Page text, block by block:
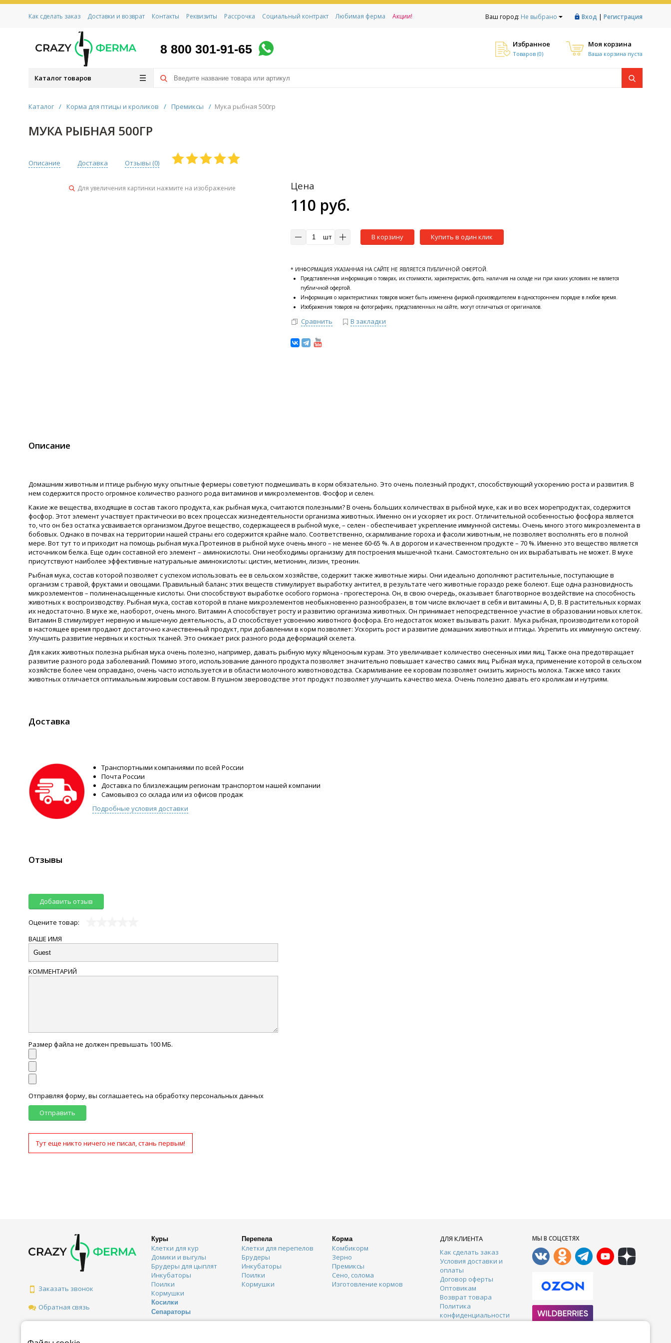
Ваш город: Не выбрано Вход | Регистрация
Как сделать заказ Доставки и возврат Контакты Реквизиты Рассрочка Социальный контракт Любимая ферма Акции!
8 800 301-91-65 Избранное
Товаров (0)
Моя корзина
Ваша корзина пуста
Каталог товаров
Каталог / Корма для птицы и кроликов / Премиксы / Мука рыбная 500гр
МУКА РЫБНАЯ 500ГР
Описание Доставка Отзывы (0)
Для увеличения картинки нажмите на изображение Цена
110 руб.
шт В корзину Купить в один клик
* ИНФОРМАЦИЯ УКАЗАННАЯ НА САЙТЕ НЕ ЯВЛЯЕТСЯ ПУБЛИЧНОЙ ОФЕРТОЙ.
Представленная информация о товарах, их стоимости, характеристик, фото, наличия на складе ни при каких условиях не является
публичной офертой.
Информация о характеристиках товаров может быть изменена фирмой-производителем в одностороннем порядке в любое время.
Изображения товаров на фотографиях, представленных на сайте, могут отличаться от оригиналов.
Сравнить В закладки
Описание
Домашним животным и птице рыбную муку опытные фермеры советуют подмешивать в корм обязательно. Это очень полезный продукт, способствующий ускорению роста и развития. В
нем содержится просто огромное количество разного рода витаминов и микроэлементов. Фосфор и селен.
Какие же вещества, входящие в состав такого продукта, как рыбная мука, считаются полезными? В очень больших количествах в рыбной муке, как и во всех морепродуктах, содержится
фосфор. Этот элемент участвует практически во всех процессах жизнедеятельности организма животных. Именно он и ускоряет их рост. Отличительной особенностью фосфора является
то, что он без остатка усваивается организмом.Другое вещество, содержащееся в рыбной муке, – селен - обеспечивает укрепление иммунной системы. Очень много этого микроэлемента в
бобовых. Однако в почвах на территории нашей страны его содержится крайне мало. Соответственно, скармливание гороха и фасоли животным, не позволяет восполнять его в полной
мере. Вот тут то и приходит на помощь рыбная мука.Протеинов в рыбной муке очень много – не менее 60-65 %. А в дорогом и качественном продукте – 70 %. Именно это вещество является
источником белка. Еще один составной его элемент – аминокислоты. Они необходимы организму для построения мышечной ткани. Самостоятельно он их вырабатывать не может. В муке
присутствуют наиболее эффективные натуральные аминокислоты: цистин, метионин, лизин, треонин.
Рыбная мука, состав которой позволяет с успехом использовать ее в сельском хозяйстве, содержит также животные жиры. Они идеально дополняют растительные, поступающие в
организм с травой, фруктами и овощами. Правильный баланс этих веществ стимулирует выработку антител, в результате чего животные гораздо реже болеют. Еще одна разновидность
микроэлементов – полиненасыщенные кислоты. Они способствуют выработке особого гормона - прогестерона. Он, в свою очередь, оказывает благотворное воздействие на способность
животных к воспроизводству. Рыбная мука, состав которой в плане микроэлементов необыкновенно разнообразен, в том числе включает в себя и витамины А, D, В. В растительных кормах
их недостаточно. В муке же, наоборот, очень много. Витамин А способствует росту и развитию организма животных. Он принимает непосредственное участие в образовании новых клеток.
Витамин В стимулирует нервную и мышечную деятельность, а D способствует усвоению животного фосфора. Его недостаток может вызывать рахит. Мука рыбная, производители которой
в настоящее время продают достаточно качественный продукт, при добавлении в корм позволяет: Ускорить рост и развитие домашних животных и птицы. Укрепить их иммунную систему.
Улучшить развитие нервных и костных тканей. Это снижает риск разного рода деформаций скелета.
Для каких животных полезна рыбная мука очень полезно, например, давать рыбную муку яйценосным курам. Это увеличивает количество снесенных ими яиц. Также она предотвращает
развитие разного рода заболеваний. Помимо этого, использование данного продукта позволяет значительно повышает качество самих яиц. Рыбная мука, применение которой в сельском
хозяйстве более чем оправдано, очень часто используется и в области молочного животноводства. Скармливание ее коровам позволяет снизить жирность молока. Также мясо таких
животных отличается оптимальным жировым составом. В пушном звероводстве этот продукт позволяет улучшить качество меха. Очень полезно давать его кроликам и нутриям.
Доставка
Транспортными компаниями по всей России
Почта России
Доставка по близлежащим регионам транспортом нашей компании
Самовывоз со склада или из офисов продаж
Подробные условия доставки
Отзывы
Добавить отзыв
Оцените товар:
ВАШЕ ИМЯ
КОММЕНТАРИЙ
Размер файла не должен превышать 100 МБ.
Отправляя форму, вы соглашаетесь на обработку персональных данных
Отправить
Тут еще никто ничего не писал, стань первым!
Заказать звонок
Обратная связь
Куры
Клетки для кур
Домики и выгулы
Брудеры для цыплят
Инкубаторы
Поилки
Кормушки
Косилки
Сепараторы
Перепела
Клетки для перепелов
Брудеры
Инкубаторы
Поилки
Кормушки
Корма
Комбикорм
Зерно
Премиксы
Сено, солома
Изготовление кормов
ДЛЯ КЛИЕНТА
Как сделать заказ
Условия доставки и
оплаты
Договор оферты
Оптовикам
Возврат товара
Политика
конфиденциальности
Контакты
МЫ В СОЦСЕТЯХ